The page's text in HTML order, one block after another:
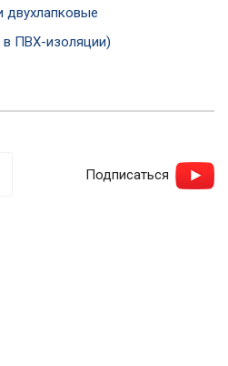
в ПВХ-изоляции)
Подписаться